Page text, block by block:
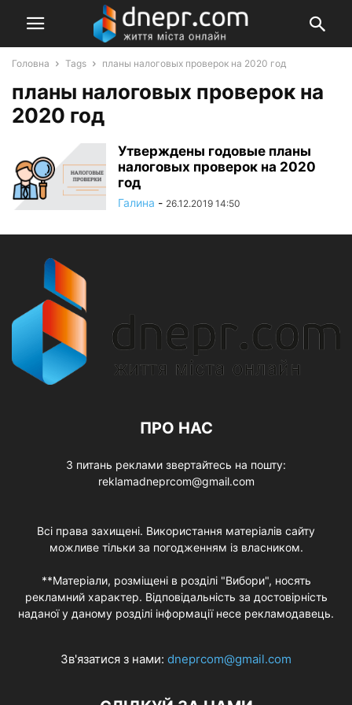
Головна Tags планы налоговых проверок на 2020 год
планы налоговых проверок на
2020 год
Утверждены годовые планы
налоговых проверок на 2020
год
Галина - 26.12.2019 14:50
ПРО НАС
З питань реклами звертайтесь на пошту:
reklamadneprcom@gmail.com
Всі права захищені. Використання матеріалів сайту
можливе тільки за погодженням із власником.
**Матеріали, розміщені в розділі "Вибори", носять
рекламний характер. Відповідальність за достовірність
наданої у даному розділі інформації несе рекламодавець.
Зв'язатися з нами: dneprcom@gmail.com